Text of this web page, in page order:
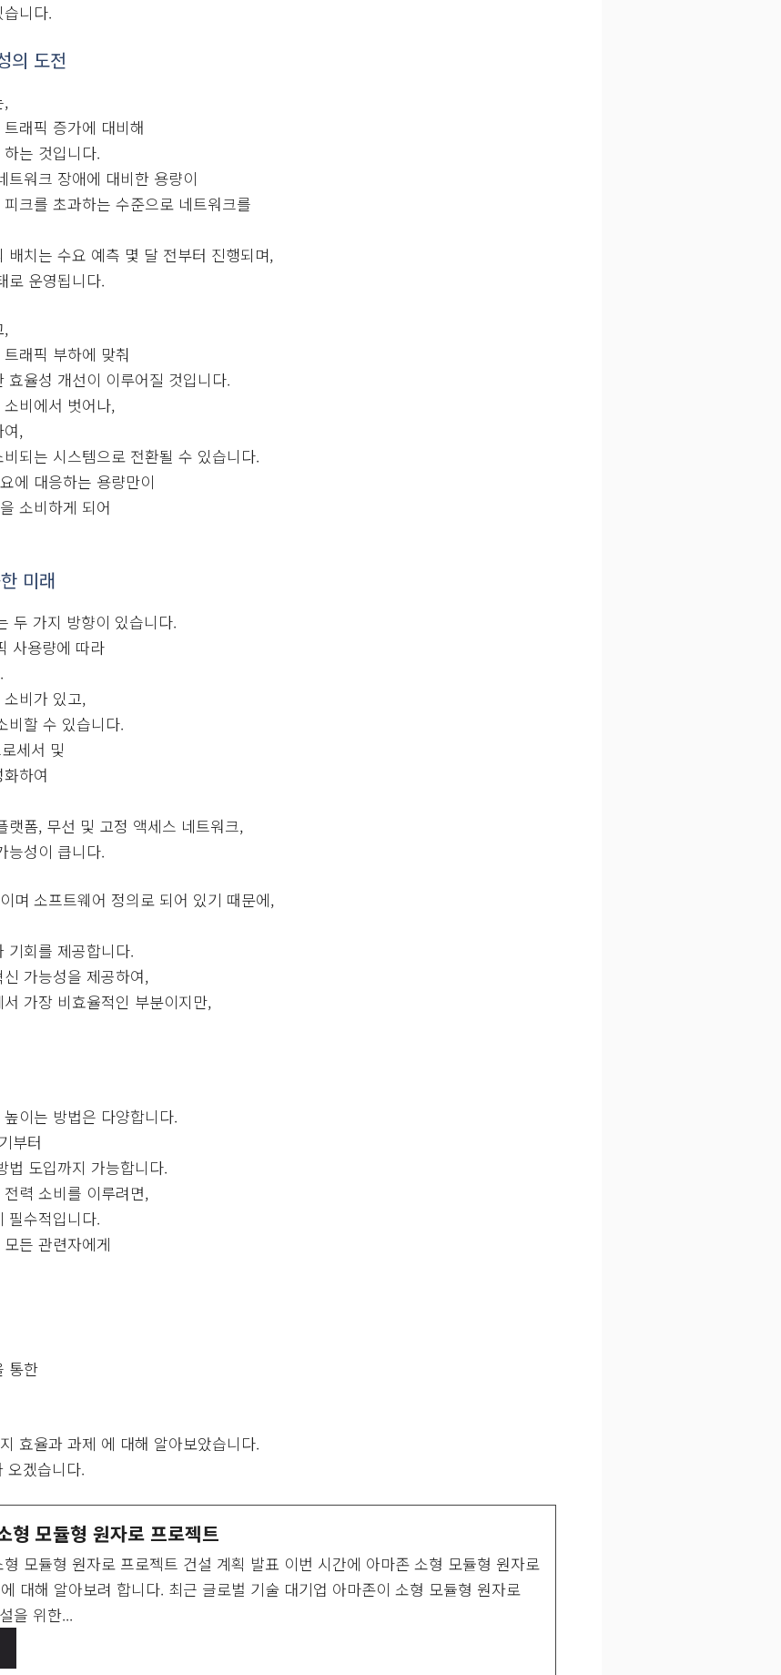
니다.
의 도전
,
래픽 증가에 대비해
는 것입니다.
트워크 장애에 대비한 용량이
크를 초과하는 수준으로 네트워크를
배치는 수요 예측 몇 달 전부터 진행되며,
로 운영됩니다.
,
래픽 부하에 맞춰
율성 개선이 이루어질 것입니다.
비에서 벗어나,
,
되는 시스템으로 전환될 수 있습니다.
에 대응하는 용량만이
소비하게 되어
미래
두 가지 방향이 있습니다.
사용량에 따라
비가 있고,
비할 수 있습니다.
세서 및
하여
랫폼, 무선 및 고정 액세스 네트워크,
능성이 큽니다.
며 소프트웨어 정의로 되어 있기 때문에,
기회를 제공합니다.
가능성을 제공하여,
가장 비효율적인 부분이지만,
이는 방법은 다양합니다.
부터
법 도입까지 가능합니다.
력 소비를 이루려면,
필수적입니다.
든 관련자에게
통한
효율과 과제 에 대해 알아보았습니다.
오겠습니다.
형 모듈형 원자로 프로젝트
형 모듈형 원자로 프로젝트 건설 계획 발표 이번 시간에 아마존 소형 모듈형 원자로
대해 알아보려 합니다. 최근 글로벌 기술 대기업 아마존이 소형 모듈형 원자로
을 위한...